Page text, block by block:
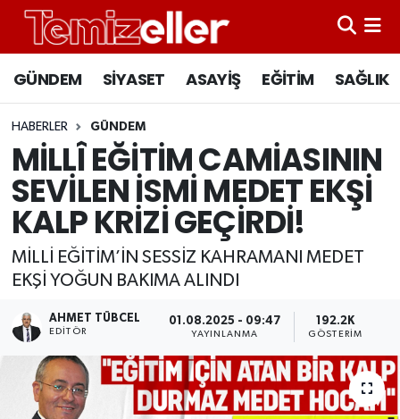
GÜNDEM SİYASET ASAYİŞ EĞİTİM SAĞLIK
HABERLER GÜNDEM
MİLLÎ EĞİTİM CAMİASININ
SEVİLEN İSMİ MEDET EKŞİ
KALP KRİZİ GEÇİRDİ!
MİLLİ EĞİTİM’İN SESSİZ KAHRAMANI MEDET
EKŞİ YOĞUN BAKIMA ALINDI
AHMET TÜBCEL
EDITÖR
01.08.2025 - 09:47
YAYINLANMA
192.2K
GÖSTERIM
CANLI YAYIN
ASAYİŞ
EĞİTİM
SAĞLIK
Hava Durumu
Süper Lig Puan Durumu ve Fikstür
Tüm Manşetler
Son Dakika Haberleri